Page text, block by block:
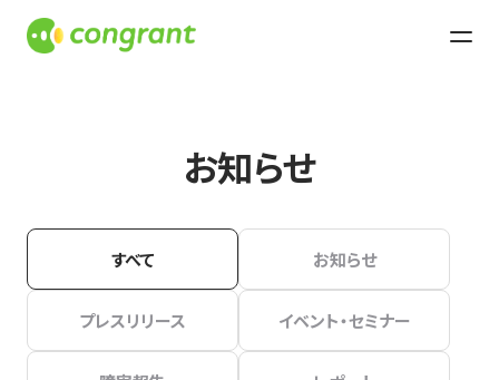
お知らせ
すべて お知らせ
プレスリリース イベント・セミナー